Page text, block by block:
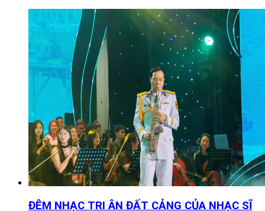
ĐÊM NHẠC TRI ÂN ĐẤT CẢNG CỦA NHẠC SĨ